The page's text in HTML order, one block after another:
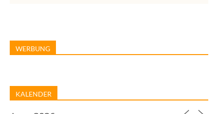
WERBUNG
KALENDER